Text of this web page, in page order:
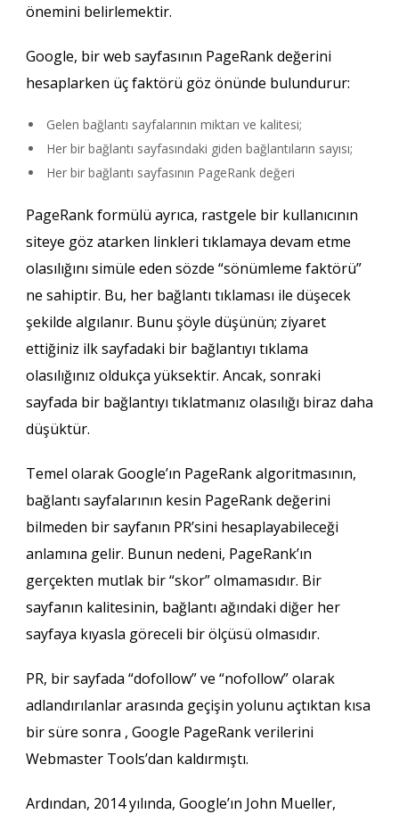
önemini belirlemektir.
Google, bir web sayfasının PageRank değerini
hesaplarken üç faktörü göz önünde bulundurur:
Gelen bağlantı sayfalarının miktarı ve kalitesi;
Her bir bağlantı sayfasındaki giden bağlantıların sayısı;
Her bir bağlantı sayfasının PageRank değeri
PageRank formülü ayrıca, rastgele bir kullanıcının
siteye göz atarken linkleri tıklamaya devam etme
olasılığını simüle eden sözde “sönümleme faktörü”
ne sahiptir. Bu, her bağlantı tıklaması ile düşecek
şekilde algılanır. Bunu şöyle düşünün; ziyaret
ettiğiniz ilk sayfadaki bir bağlantıyı tıklama
olasılığınız oldukça yüksektir. Ancak, sonraki
sayfada bir bağlantıyı tıklatmanız olasılığı biraz daha
düşüktür.
Temel olarak Google’ın PageRank algoritmasının,
bağlantı sayfalarının kesin PageRank değerini
bilmeden bir sayfanın PR’sini hesaplayabileceği
anlamına gelir. Bunun nedeni, PageRank’ın
gerçekten mutlak bir “skor” olmamasıdır. Bir
sayfanın kalitesinin, bağlantı ağındaki diğer her
sayfaya kıyasla göreceli bir ölçüsü olmasıdır.
PR, bir sayfada “dofollow” ve “nofollow” olarak
adlandırılanlar arasında geçişin yolunu açtıktan kısa
bir süre sonra , Google PageRank verilerini
Webmaster Tools’dan kaldırmıştı.
Ardından, 2014 yılında, Google’ın John Mueller,